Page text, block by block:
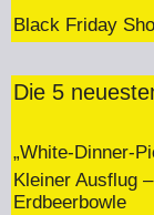
Black Friday
Die 5
„White-Dinner-
Kleiner Ausflug
Erdbeerbowle